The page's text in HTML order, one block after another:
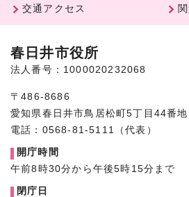
交通アクセス
春日井市役所
法人番号：1000020232068
〒486-8686
愛知県春日井市鳥居松町5丁目44番地
電話：0568-81-5111（代表）
開庁時間
午前8時30分から午後5時15分まで
閉庁日